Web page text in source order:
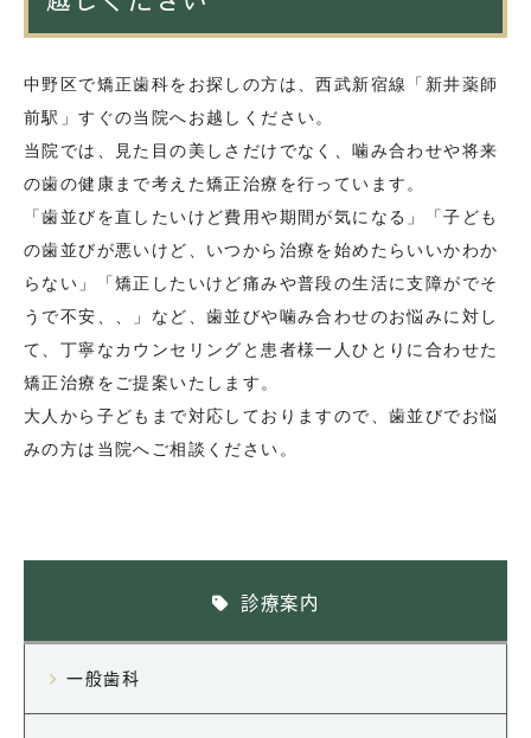
中野区で矯正歯科をお探しの方は、西武新宿線「新井薬師
前駅」すぐの当院へお越しください。
当院では、見た目の美しさだけでなく、噛み合わせや将来
の歯の健康まで考えた矯正治療を行っています。
「歯並びを直したいけど費用や期間が気になる」「子ども
の歯並びが悪いけど、いつから治療を始めたらいいかわか
らない」「矯正したいけど痛みや普段の生活に支障がでそ
うで不安、、」など、歯並びや噛み合わせのお悩みに対し
て、丁寧なカウンセリングと患者様一人ひとりに合わせた
矯正治療をご提案いたします。
大人から子どもまで対応しておりますので、歯並びでお悩
みの方は当院へご相談ください。
診療案内
一般歯科